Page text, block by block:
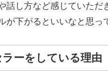
話し方など感じていただ
が下がるといいなと思っ
ーをしている理由